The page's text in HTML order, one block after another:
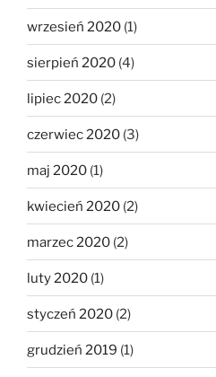
wrzesień 2020 (1)
sierpień 2020 (4)
lipiec 2020 (2)
czerwiec 2020 (3)
maj 2020 (1)
kwiecień 2020 (2)
marzec 2020 (2)
luty 2020 (1)
styczeń 2020 (2)
grudzień 2019 (1)